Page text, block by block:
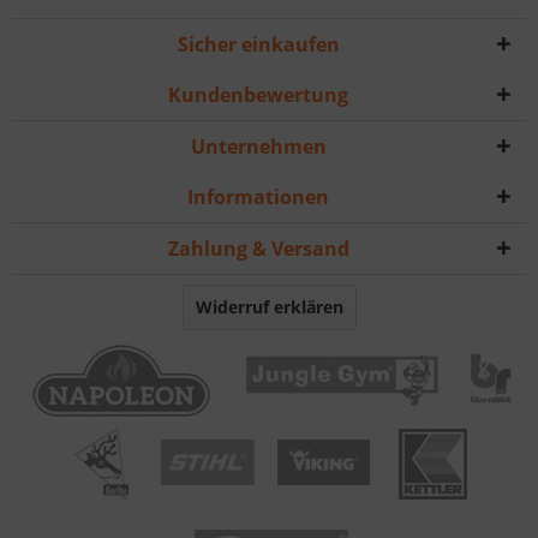
Sicher einkaufen
Kundenbewertung
Unternehmen
Informationen
Zahlung & Versand
Widerruf erklären